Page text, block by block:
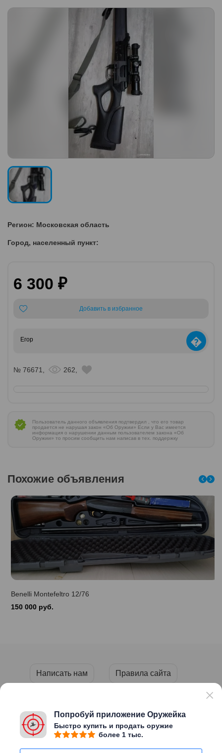
Регион: Московская область
Город, населенный пункт:
6 300 ₽
Добавить в избранное
Егор �
№ 76671, 262,
Пользователь данного объявления подтвердил , что его товар
продается не нарушая закон «Об Оружии» Если у Вас имеется
информация о нарушении данным пользователем закона «Об
Оружии» то просим сообщить нам написав в тех. поддержку
Похожие объявления
Benelli Montefeltro 12/76
150 000 руб.
Написать нам Правила сайта
Политика конфиденциальности
Попробуй приложение Оружейка
Быстро купить и продать оружие
более 1 тыс.